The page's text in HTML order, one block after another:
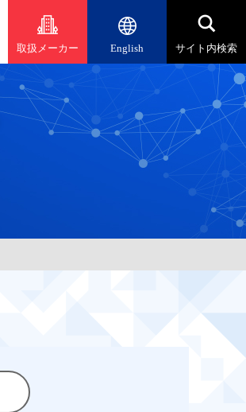
取扱メーカー English サイト内検索